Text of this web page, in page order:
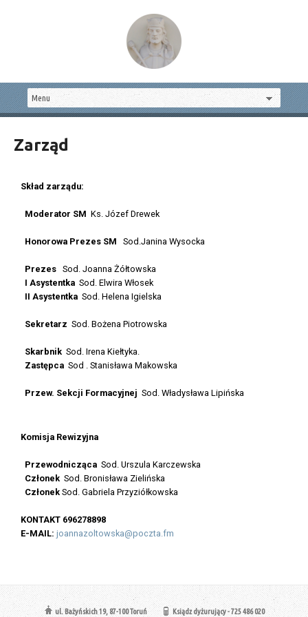
Zarząd
Skład zarządu:
Moderator SM Ks. Józef Drewek
Honorowa Prezes SM Sod.Janina Wysocka
Prezes Sod. Joanna Żółtowska
I Asystentka Sod. Elwira Włosek
II Asystentka Sod. Helena Igielska
Sekretarz Sod. Bożena Piotrowska
Skarbnik Sod. Irena Kiełtyka.
Zastępca Sod . Stanisława Makowska
Przew. Sekcji Formacyjnej Sod. Władysława Lipińska
Komisja Rewizyjna
Przewodnicząca Sod. Urszula Karczewska
Członek Sod. Bronisława Zielińska
Członek Sod. Gabriela Przyziółkowska
KONTAKT 696278898
E-MAIL: joannazoltowska@poczta.fm
ul. Bażyńskich 19, 87-100 Toruń Ksiądz dyżurujący - 725 486 020